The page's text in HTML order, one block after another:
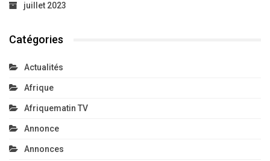
juillet 2023
Catégories
Actualités
Afrique
Afriquematin TV
Annonce
Annonces